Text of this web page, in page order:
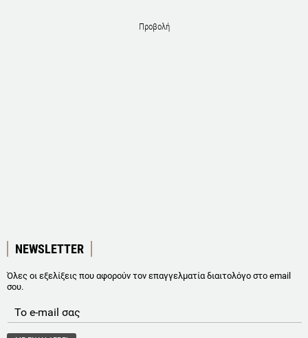
Προβολή
NEWSLETTER
Όλες οι εξελίξεις που αφορούν τον επαγγελματία διαιτολόγο στο email
σου.